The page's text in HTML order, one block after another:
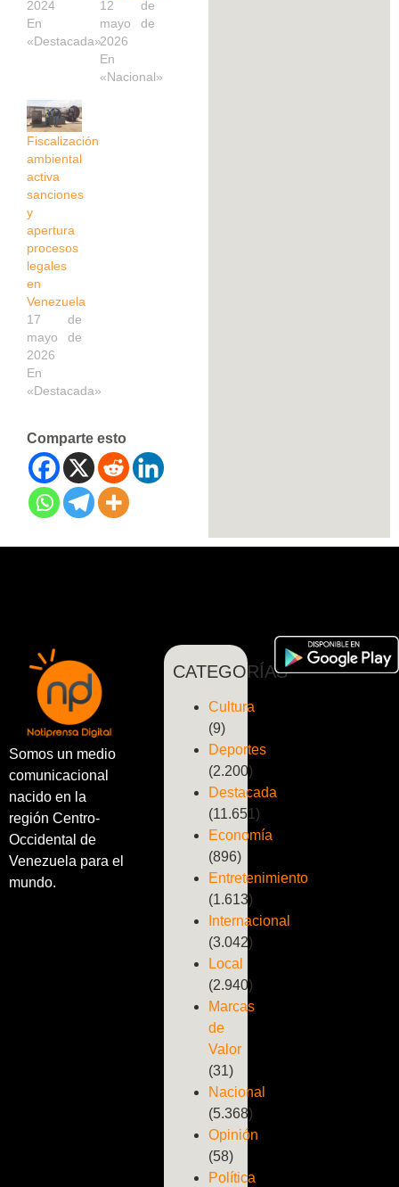
2024
En
«Destacada»
12 de
mayo de
2026
En
«Nacional»
Fiscalización
ambiental
activa
sanciones
y
apertura
procesos
legales
en
Venezuela
17 de
mayo de
2026
En
«Destacada»
Comparte esto
Somos un medio
comunicacional
nacido en la
región Centro-
Occidental de
Venezuela para el
mundo.
CATEGORÍAS
Cultura
(9)
Deportes
(2.200)
Destacada
(11.651)
Economía
(896)
Entretenimiento
(1.613)
Internacional
(3.042)
Local
(2.940)
Marcas
de
Valor
(31)
Nacional
(5.368)
Opinión
(58)
Política